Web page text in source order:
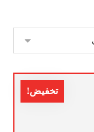
تخفيض!